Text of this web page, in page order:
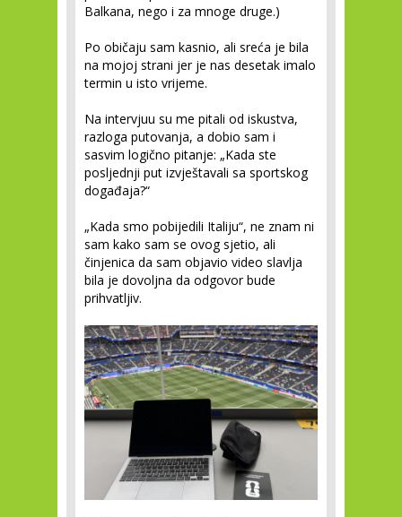
Balkana, nego i za mnoge druge.)
Po običaju sam kasnio, ali sreća je bila
na mojoj strani jer je nas desetak imalo
termin u isto vrijeme.
Na intervjuu su me pitali od iskustva,
razloga putovanja, a dobio sam i
sasvim logično pitanje: „Kada ste
posljednji put izvještavali sa sportskog
događaja?“
„Kada smo pobijedili Italiju“, ne znam ni
sam kako sam se ovog sjetio, ali
činjenica da sam objavio video slavlja
bila je dovoljna da odgovor bude
prihvatljiv.